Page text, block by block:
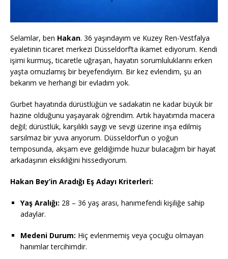
Selamlar, ben Hakan. 36 yaşındayım ve Kuzey Ren-Vestfalya
eyaletinin ticaret merkezi Düsseldorf’ta ikamet ediyorum. Kendi
işimi kurmuş, ticaretle uğraşan, hayatın sorumluluklarını erken
yaşta omuzlamış bir beyefendiyim. Bir kez evlendim, şu an
bekarım ve herhangi bir evladım yok.
Gurbet hayatında dürüstlüğün ve sadakatin ne kadar büyük bir
hazine olduğunu yaşayarak öğrendim. Artık hayatımda macera
değil; dürüstlük, karşılıklı saygı ve sevgi üzerine inşa edilmiş
sarsılmaz bir yuva arıyorum. Düsseldorf’un o yoğun
temposunda, akşam eve geldiğimde huzur bulacağım bir hayat
arkadaşının eksikliğini hissediyorum.
Hakan Bey’in Aradığı Eş Adayı Kriterleri:
Yaş Aralığı: 28 – 36 yaş arası, hanımefendi kişiliğe sahip
adaylar.
Medeni Durum: Hiç evlenmemiş veya çocuğu olmayan
hanımlar tercihimdir.